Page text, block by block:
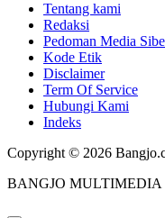
Tentang kami
Redaksi
Pedoman Media
Kode Etik
Disclaimer
Term Of Service
Hubungi Kami
Indeks
Copyright © 2026
BANGJO MULTIMEDIA